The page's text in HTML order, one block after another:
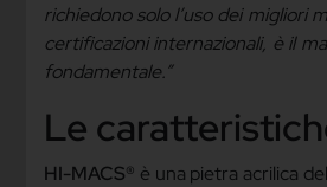
richiedono solo l’uso dei migliori
certificazioni internazionali, è il
fondamentale.”
Le
HI-MACS® è una pietra acrilica